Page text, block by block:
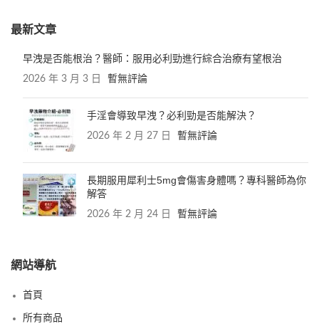
最新文章
早洩是否能根治？醫師：服用必利勁進行綜合治療有望根治
2026 年 3 月 3 日 暫無評論
手淫會導致早洩？必利勁是否能解決？
2026 年 2 月 27 日 暫無評論
長期服用犀利士5mg會傷害身體嗎？專科醫師為你
解答
2026 年 2 月 24 日 暫無評論
網站導航
首頁
所有商品